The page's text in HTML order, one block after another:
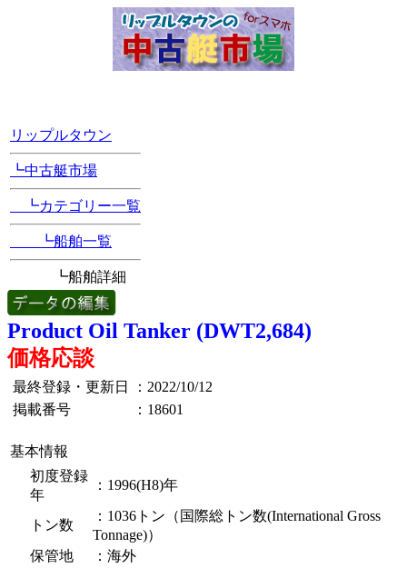
リップルタウン
┗中古艇市場
┗カテゴリー一覧
┗船舶一覧
┗船舶詳細
Product Oil Tanker (DWT2,684)
価格応談
最終登録・更新日
：2022/10/12
掲載番号
：18601
基本情報
初度登録
年
：1996(H8)年
トン数
：1036トン（国際総トン数(International Gross
Tonnage)）
保管地
：海外